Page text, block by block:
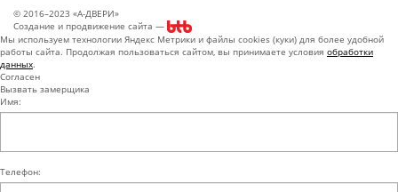
© 2016–2023 «А-ДВЕРИ»
Создание и продвижение сайта —
Мы используем технологии Яндекс Метрики и файлы cookies (куки) для более удобной
работы сайта. Продолжая пользоваться сайтом, вы принимаете условия обработки
данных.
Согласен
Вызвать замерщика
Имя:
Телефон: